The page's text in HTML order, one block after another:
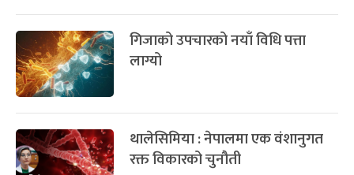
गिजाको उपचारको नयाँ विधि पत्ता
लाग्यो
थालेसिमिया : नेपालमा एक वंशानुगत
रक्त विकारको चुनौती